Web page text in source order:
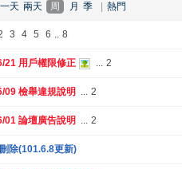
一天 兩天 周 月 季 熱門
3 4 5 6 .. 8
21 用戶權限修正 ... 2
檢舉違規說明 ... 2
論壇廣告說明 ... 2
除(101.6.8更新)